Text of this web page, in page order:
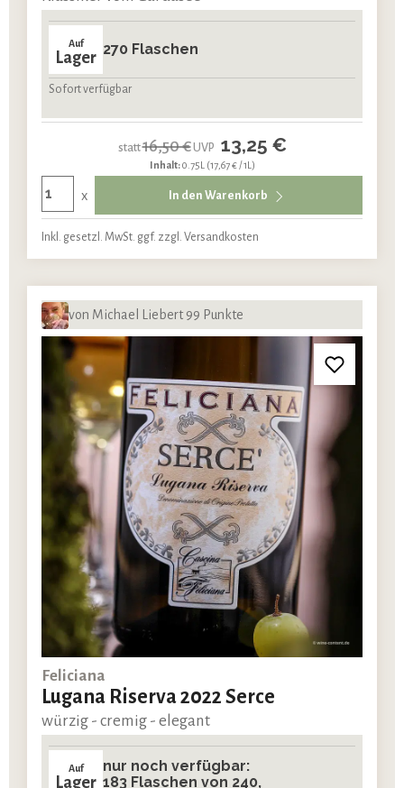
Auf
Lager 270 Flaschen
Sofort verfügbar
statt16,50 €UVP 13,25 €
Inhalt:0.75L (17,67 € / 1L)
x In den Warenkorb
Inkl. gesetzl. MwSt. ggf. zzgl. Versandkosten
von Michael Liebert 99 Punkte
Feliciana
Lugana Riserva 2022 Serce
würzig - cremig - elegant
Auf
Lager
nur noch verfügbar:
183 Flaschen von 240,